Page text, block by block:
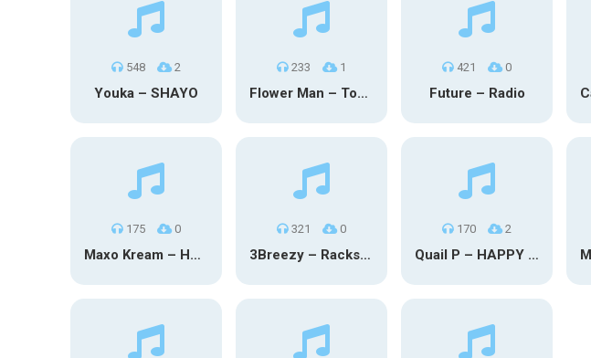
548 2
Youka – SHAYO
233 1
Flower Man – Toby Fox
421 0
Future – Radio
175 0
Maxo Kream – HOW TF I’M LUCKY
321 0
3Breezy – Racks On You
170 2
Quail P – HAPPY TEARS